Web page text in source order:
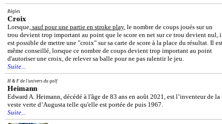
Règles
Croix
Lorsque, sauf pour une partie en stroke play, le nombre de coups joués sur un
trou devient trop important au point que le score en net sur ce trou devient nul,
est possible de mettre une "croix" sur sa carte de score à la place du résultat. Il
même conseillé, lorsque ce nombre de coups devient trop important au point
d'autoriser une croix, de relever sa balle pour ne pas ralentir le jeu.
Suite...
H & F de l'univers du golf
Heimann
Edward A. Heimann, décédé à l'âge de 83 ans en août 2021, est l’inventeur de la
veste verte d’Augusta telle qu'elle est portée de puis 1967.
Suite...